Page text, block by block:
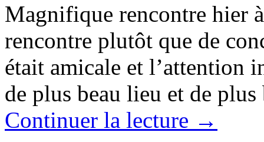
Magnifique rencontre hier
rencontre plutôt que de
était amicale et l’attention
de plus beau lieu et de
Continuer la lecture →